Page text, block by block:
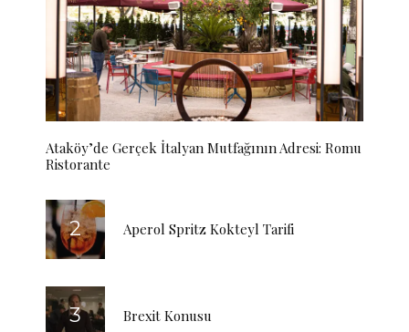
Ataköy’de Gerçek İtalyan Mutfağının Adresi: Romu
Ristorante
Aperol Spritz Kokteyl Tarifi
Brexit Konusu